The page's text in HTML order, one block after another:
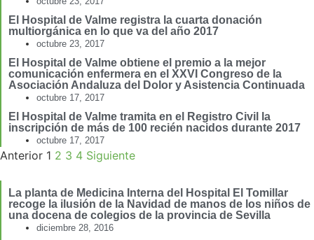
El Hospital de Valme registra la cuarta donación
multiorgánica en lo que va del año 2017
octubre 23, 2017
El Hospital de Valme obtiene el premio a la mejor
comunicación enfermera en el XXVI Congreso de la
Asociación Andaluza del Dolor y Asistencia Continuada
octubre 17, 2017
El Hospital de Valme tramita en el Registro Civil la
inscripción de más de 100 recién nacidos durante 2017
octubre 17, 2017
Anterior 1 2 3 4 Siguiente
La planta de Medicina Interna del Hospital El Tomillar
recoge la ilusión de la Navidad de manos de los niños de
una docena de colegios de la provincia de Sevilla
diciembre 28, 2016